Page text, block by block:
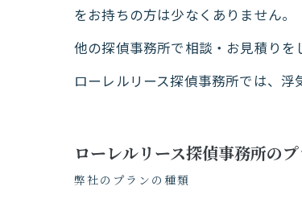
をお持ちの方は少なくありません。
他の探偵事務所で相談・お見積りを
ローレルリース探偵事務所では、浮
ローレルリース探偵事務所の
弊社のプランの種類